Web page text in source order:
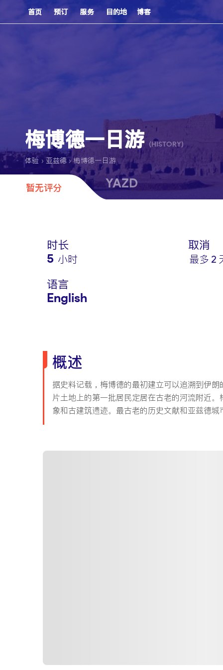
首页 预订 服务 目的地 博客
梅博德一日游 (HISTORY)
体验 › 亚兹德 › 梅博德一日游
暂无评分 YAZD
时长
5 小时
取消
最多 2
语言
English
概述
据史料记载，梅博德的最初建立可以追溯到伊
片土地上的第一批居民定居在古老的河流附近
象和古建筑遗迹。最古老的历史文献和亚兹德城